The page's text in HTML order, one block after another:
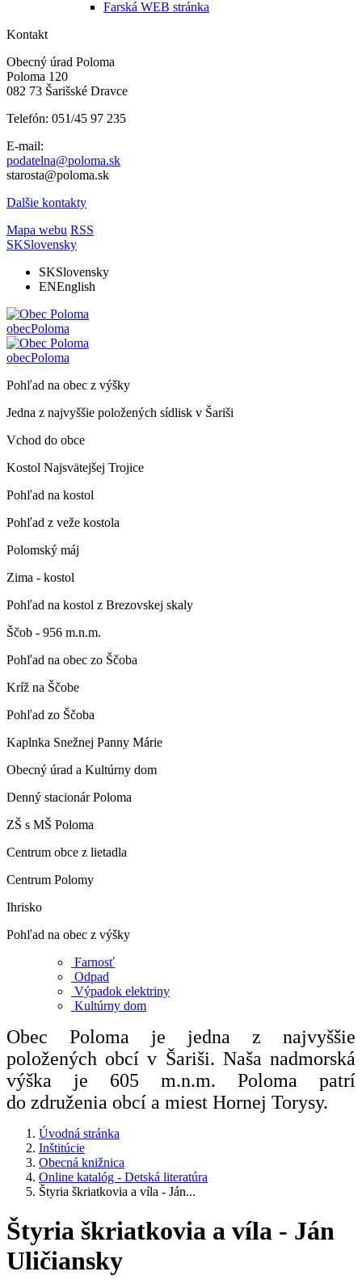
Farská WEB stránka
Kontakt
Obecný úrad Poloma
Poloma 120
082 73 Šarišské Dravce
Telefón: 051/45 97 235
E-mail:
podatelna@poloma.sk
starosta@poloma.sk
Dalšie kontakty
Mapa webu RSS
SKSlovensky
SKSlovensky
ENEnglish
obecPoloma
obecPoloma
Pohľad na obec z výšky
Jedna z najvyššie položených sídlisk v Šariši
Vchod do obce
Kostol Najsvätejšej Trojice
Pohľad na kostol
Pohľad z veže kostola
Polomský máj
Zima - kostol
Pohľad na kostol z Brezovskej skaly
Ščob - 956 m.n.m.
Pohľad na obec zo Ščoba
Kríž na Ščobe
Pohľad zo Ščoba
Kaplnka Snežnej Panny Márie
Obecný úrad a Kultúrny dom
Denný stacionár Poloma
ZŠ s MŠ Poloma
Centrum obce z lietadla
Centrum Polomy
Ihrisko
Pohľad na obec z výšky
Farnosť
Odpad
Výpadok elektriny
Kultúrny dom
Obec Poloma je jedna z najvyššie
položených obcí v Šariši. Naša nadmorská
výška je 605 m.n.m. Poloma patrí
do združenia obcí a miest Hornej Torysy.
Úvodná stránka
Inštitúcie
Obecná knižnica
Online katalóg - Detská literatúra
Štyria škriatkovia a víla - Ján...
Štyria škriatkovia a víla - Ján
Uličiansky